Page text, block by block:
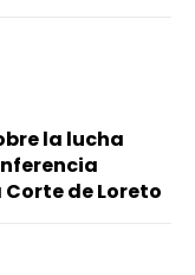
la lucha
de Loreto